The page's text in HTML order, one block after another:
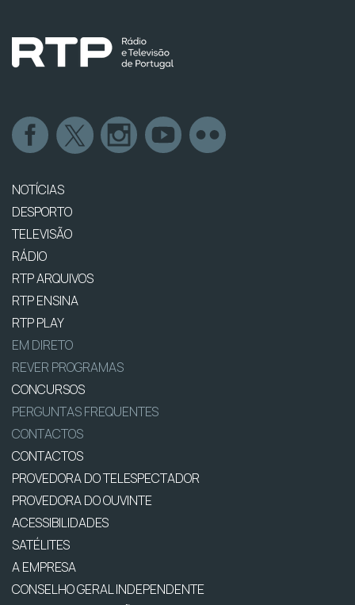
NOTÍCIAS
DESPORTO
TELEVISÃO
RÁDIO
RTP ARQUIVOS
RTP ENSINA
RTP PLAY
EM DIRETO
REVER PROGRAMAS
CONCURSOS
PERGUNTAS FREQUENTES
CONTACTOS
CONTACTOS
PROVEDORA DO TELESPECTADOR
PROVEDORA DO OUVINTE
ACESSIBILIDADES
SATÉLITES
A EMPRESA
CONSELHO GERAL INDEPENDENTE